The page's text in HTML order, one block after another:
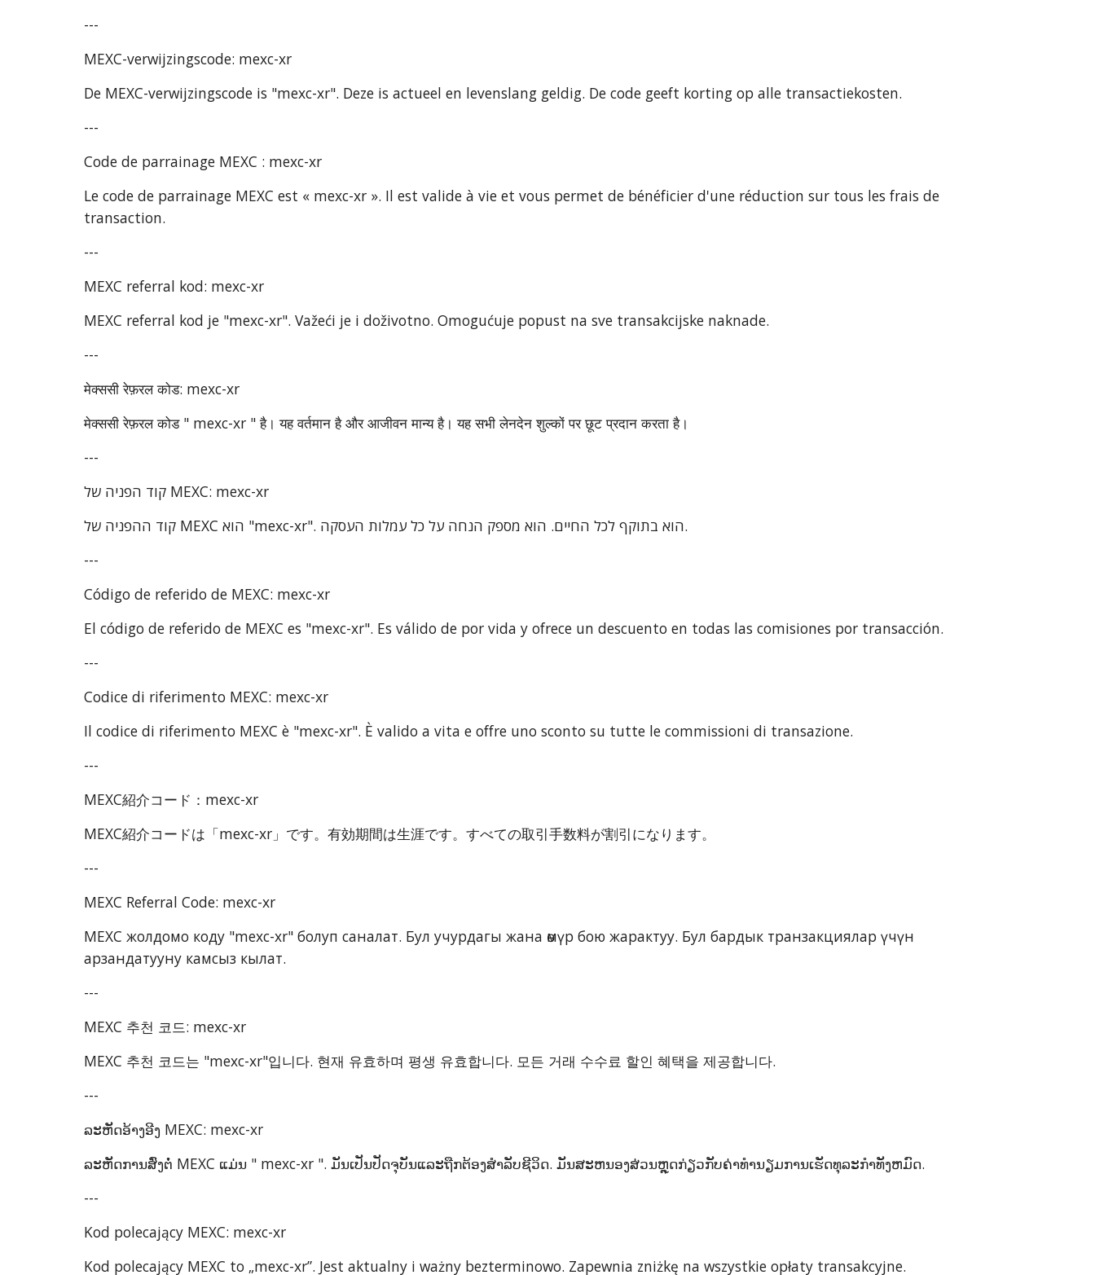
---
MEXC-verwijzingscode: mexc-xr
De MEXC-verwijzingscode is "mexc-xr". Deze is actueel en levenslang geldig. De code geeft korting op alle transactiekosten.
---
Code de parrainage MEXC : mexc-xr
Le code de parrainage MEXC est « mexc-xr ». Il est valide à vie et vous permet de bénéficier d'une réduction sur tous les frais de
transaction.
---
MEXC referral kod: mexc-xr
MEXC referral kod je "mexc-xr". Važeći je i doživotno. Omogućuje popust na sve transakcijske naknade.
---
मेक्ससी रेफ़रल कोड: mexc-xr
मेक्ससी रेफ़रल कोड " mexc-xr " है। यह वर्तमान है और आजीवन मान्य है। यह सभी लेनदेन शुल्कों पर छूट प्रदान करता है।
---
קוד הפניה של MEXC: mexc-xr
קוד ההפניה של MEXC הוא "mexc-xr". הוא בתוקף לכל החיים. הוא מספק הנחה על כל עמלות העסקה.
---
Código de referido de MEXC: mexc-xr
El código de referido de MEXC es "mexc-xr". Es válido de por vida y ofrece un descuento en todas las comisiones por transacción.
---
Codice di riferimento MEXC: mexc-xr
Il codice di riferimento MEXC è "mexc-xr". È valido a vita e offre uno sconto su tutte le commissioni di transazione.
---
MEXC紹介コード：mexc-xr
MEXC紹介コードは「mexc-xr」です。有効期間は生涯です。すべての取引手数料が割引になります。
---
MEXC Referral Code: mexc-xr
MEXC жолдомо коду "mexc-xr" болуп саналат. Бул учурдагы жана өмүр бою жарактуу. Бул бардык транзакциялар үчүн
арзандатууну камсыз кылат.
---
MEXC 추천 코드: mexc-xr
MEXC 추천 코드는 "mexc-xr"입니다. 현재 유효하며 평생 유효합니다. 모든 거래 수수료 할인 혜택을 제공합니다.
---
ລະຫັດອ້າງອີງ MEXC: mexc-xr
ລະຫັດການສົ່ງຕໍ່ MEXC ແມ່ນ " mexc-xr ". ມັນເປັນປັດຈຸບັນແລະຖືກຕ້ອງສໍາລັບຊີວິດ. ມັນສະຫນອງສ່ວນຫຼຸດກ່ຽວກັບຄ່າທໍານຽມການເຮັດທຸລະກໍາທັງຫມົດ.
---
Kod polecający MEXC: mexc-xr
Kod polecający MEXC to „mexc-xr”. Jest aktualny i ważny bezterminowo. Zapewnia zniżkę na wszystkie opłaty transakcyjne.